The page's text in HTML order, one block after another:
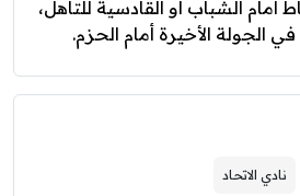
في الجولة الأخيرة أمام الحزم.
نادي الاتحاد